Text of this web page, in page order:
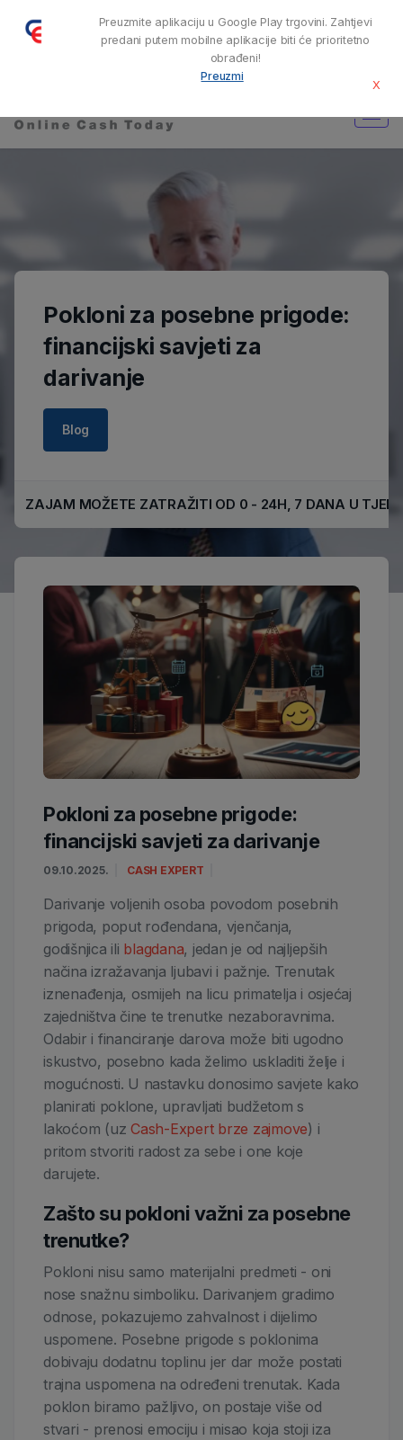
Preuzmite aplikaciju u Google Play trgovini. Zahtjevi
predani putem mobilne aplikacije biti će prioritetno
obrađeni!
Preuzmi
X
RADNO VRIJEME: PON-PET 08:00-17:00
Pokloni za posebne prigode:
financijski savjeti za
darivanje
Blog
ZAJAM MOŽETE ZATRAŽITI OD 0 - 24H, 7 DANA U
Pokloni za posebne prigode:
financijski savjeti za darivanje
09.10.2025. CASH EXPERT
Darivanje voljenih osoba povodom posebnih
prigoda, poput rođendana, vjenčanja,
godišnjica ili blagdana, jedan je od najljepših
načina izražavanja ljubavi i pažnje. Trenutak
iznenađenja, osmijeh na licu primatelja i osjećaj
zajedništva čine te trenutke nezaboravnima.
Odabir i financiranje darova može biti ugodno
iskustvo, posebno kada želimo uskladiti želje i
mogućnosti. U nastavku donosimo savjete kako
planirati poklone, upravljati budžetom s
lakoćom (uz Cash-Expert brze zajmove) i
pritom stvoriti radost za sebe i one koje
darujete.
Zašto su pokloni važni za posebne
trenutke?
Pokloni nisu samo materijalni predmeti - oni
nose snažnu simboliku. Darivanjem gradimo
odnose, pokazujemo zahvalnost i dijelimo
uspomene. Posebne prigode s poklonima
dobivaju dodatnu toplinu jer dar može postati
trajna uspomena na određeni trenutak. Kada
poklon biramo pažljivo, on postaje više od
stvari - prenosi emociju i misao koja stoji iza